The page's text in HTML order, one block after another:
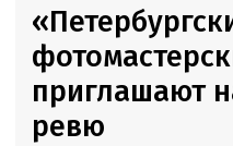
приглашают
ревю